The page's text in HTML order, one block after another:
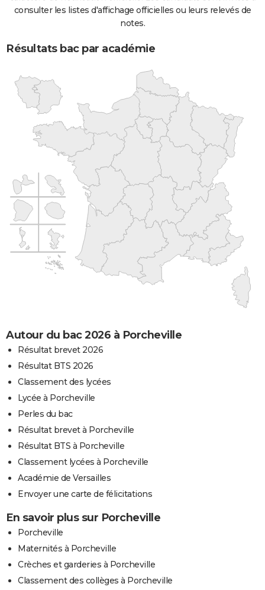
consulter les listes d'affichage officielles ou leurs relevés de
notes.
Résultats bac par académie
Autour du bac 2026 à Porcheville
Résultat brevet 2026
Résultat BTS 2026
Classement des lycées
Lycée à Porcheville
Perles du bac
Résultat brevet à Porcheville
Résultat BTS à Porcheville
Classement lycées à Porcheville
Académie de Versailles
Envoyer une carte de félicitations
En savoir plus sur Porcheville
Porcheville
Maternités à Porcheville
Crèches et garderies à Porcheville
Classement des collèges à Porcheville